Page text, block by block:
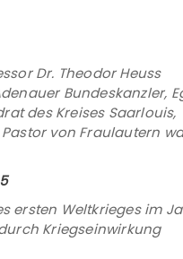
Dr. Theodor Heuss
Bundeskanzler,
des Kreises Saarlouis,
von Fraulautern
ersten Weltkrieges im
Kriegseinwirkung